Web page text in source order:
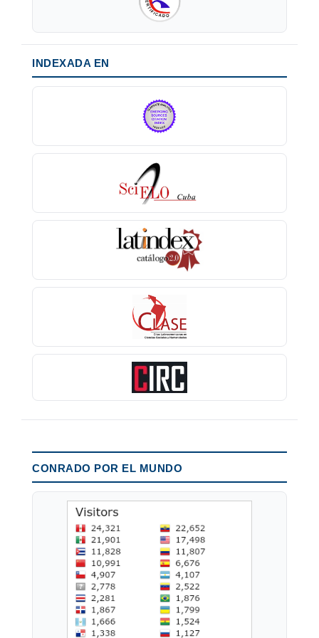
INDEXADA EN
CONRADO POR EL MUNDO